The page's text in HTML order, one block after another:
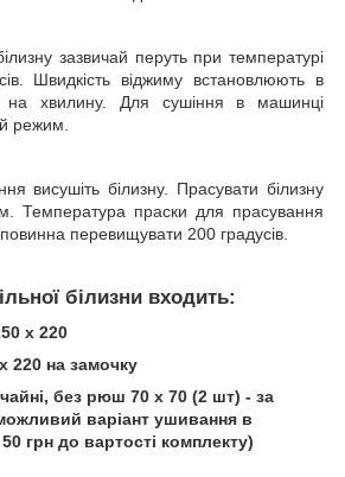
зазвичай перуть при температурі
Швидкість віджиму встановлюють в
на хвилину. Для сушіння в машинці
режим.
висушіть білизну. Прасувати білизну
Температура праски для прасування
перевищувати 200 градусів.
білизни входить:
х 220
220 на замочку
без рюш 70 х 70 (2 шт) - за
варіант ушивання в
грн до вартості комплекту)